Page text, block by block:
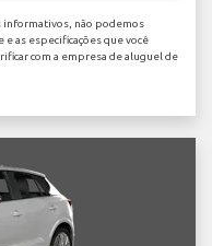
informativos, não podemos
as especificações que você
com a empresa de aluguel de